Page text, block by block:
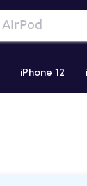
iPhone 12